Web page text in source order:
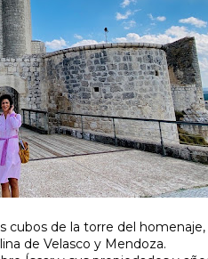
de la torre del
de Velasco y Mendoza.